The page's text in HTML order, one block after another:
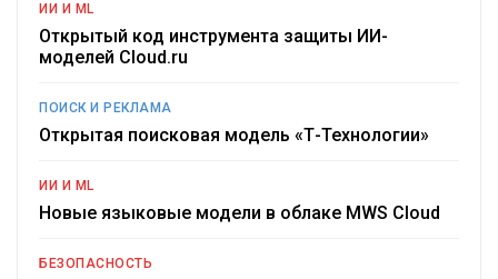
ИИ И ML
Открытый код инструмента защиты ИИ-
моделей Cloud.ru
ПОИСК И РЕКЛАМА
Открытая поисковая модель «Т-Технологии»
ИИ И ML
Новые языковые модели в облаке MWS Cloud
БЕЗОПАСНОСТЬ